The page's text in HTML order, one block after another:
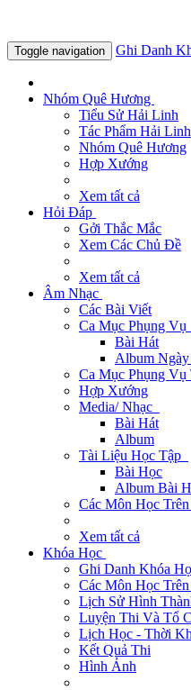
Toggle navigation Ghi Danh
Nhóm Quê Hương
Tiểu Sử Hải Linh
Tác Phẩm Hải Linh
Nhóm Quê Hương
Hợp Xướng
Xem tất cả
Hỏi Đáp
Gởi Thắc Mắc
Xem Các Chủ Đề
Xem tất cả
Âm Nhạc
Các Bài Viết
Ca Mục Phụng Vụ
Bài Hát
Album
Ca Mục Phụng Vụ
Hợp Xướng
Media/ Nhạc
Bài Hát
Album
Tài Liệu Học Tập
Bài Học
Album Bài
Các Môn Học
Xem tất cả
Khóa Học
Ghi Danh Khóa
Các Môn Học
Lịch Sử Hình
Luyện Thi Và Tổ
Lịch Học - Thời
Kết Quả Thi
Hình Ảnh